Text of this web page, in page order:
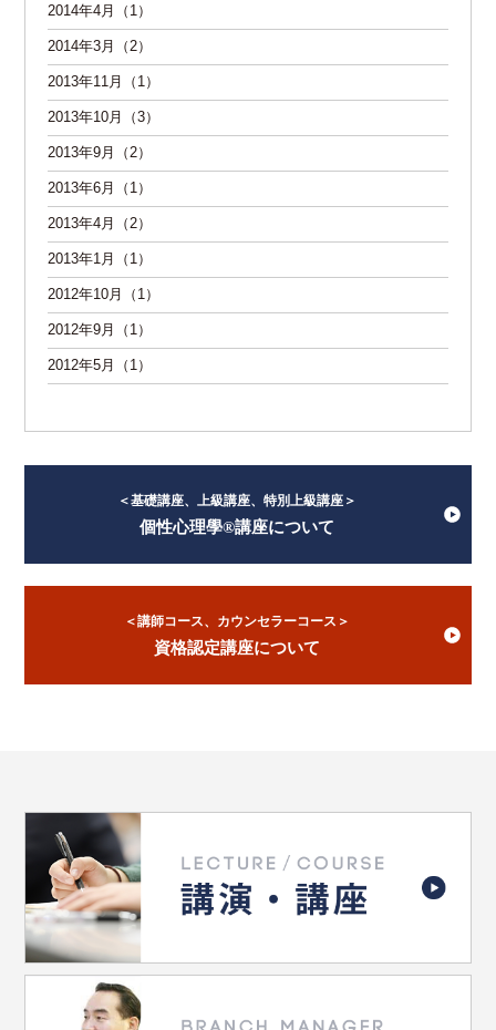
2014年4月（1）
2014年3月（2）
2013年11月（1）
2013年10月（3）
2013年9月（2）
2013年6月（1）
2013年4月（2）
2013年1月（1）
2012年10月（1）
2012年9月（1）
2012年5月（1）
＜基礎講座、上級講座、特別上級講座＞
個性心理學®講座について
＜講師コース、カウンセラーコース＞
資格認定講座について